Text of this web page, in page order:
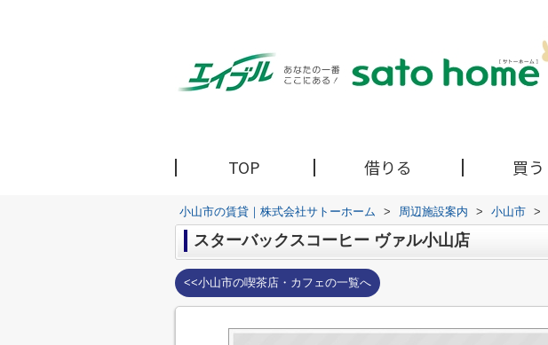
TOP 借りる 買う
小山市の賃貸｜株式会社サトーホーム > 周辺施設案内 > 小山市 >
スターバックスコーヒー ヴァル小山店
<<小山市の喫茶店・カフェの一覧へ